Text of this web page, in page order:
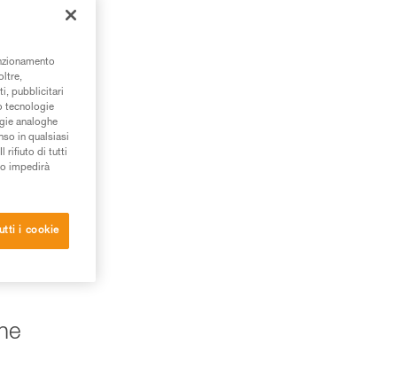
pubblicitari
tecnologie
analoghe
in qualsiasi
rifiuto di tutti
impedirà
i cookie